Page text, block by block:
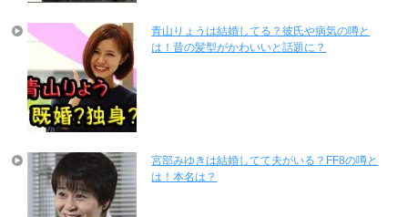
青山りょうは結婚してる？彼氏や病気の噂と
は！昔の髪型がかわいいと話題に？
宮部みゆきは結婚してて夫がいる？FF8の噂と
は！本名は？